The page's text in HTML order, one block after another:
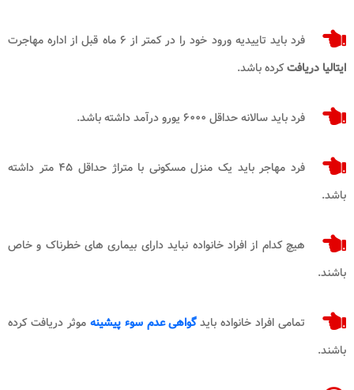
فرد باید تاییدیه ورود خود را در کمتر از ۶ ماه قبل از اداره مهاجرت
ایتالیا دریافتکرده باشد.
فرد باید سالانه حداقل ۶۰۰۰ یورو درآمد داشته باشد.
فرد مهاجر باید یک منزل مسکونی با متراژ حداقل ۴۵ متر داشته
باشد.
هیچ کدام از افراد خانواده نباید دارای بیماری های خطرناک و خاص
باشند.
تمامی افراد خانواده بایدگواهی عدم سوء پیشینه موثر دریافت کرده
باشند.